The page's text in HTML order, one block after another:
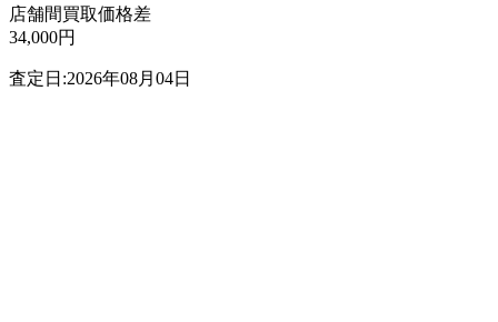
店舗間買取価格差
34,000円
査定日:2026年08月04日